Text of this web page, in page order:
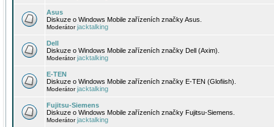
Asus
Diskuze o Windows Mobile zařízeních značky Asus.
Moderátorjacktalking
Dell
Diskuze o Windows Mobile zařízeních značky Dell (Axim).
Moderátorjacktalking
E-TEN
Diskuze o Windows Mobile zařízeních značky E-TEN (Glofiish).
Moderátorjacktalking
Fujitsu-Siemens
Diskuze o Windows Mobile zařízeních značky Fujitsu-Siemens.
Moderátorjacktalking